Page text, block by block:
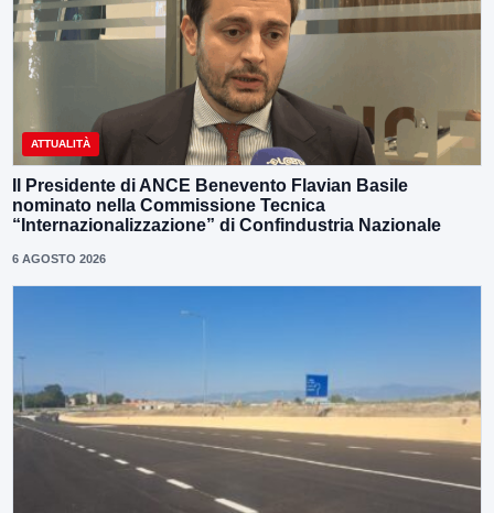
ATTUALITÀ
Il Presidente di ANCE Benevento Flavian Basile
nominato nella Commissione Tecnica
“Internazionalizzazione” di Confindustria Nazionale
6 AGOSTO 2026